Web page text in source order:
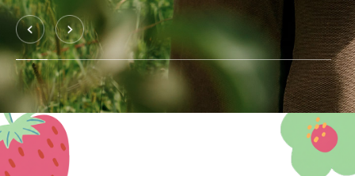
도매시장제도
자세히 보기
도매시장 현황